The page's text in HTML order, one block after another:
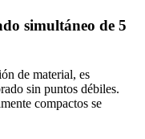
simultáneo de 5
de material, es
sin puntos débiles.
compactos se